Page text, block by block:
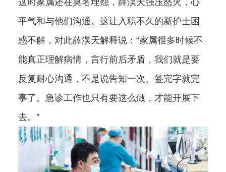
平气和与他们沟通。这让入职不久的新护士困
惑不解，对此薛淏天解释说：“家属很多时候不
能真正理解病情，言行前后矛盾，我们就是要
反复耐心沟通，不是说告知一次、签完字就完
事了。急诊工作也只有要这么做，才能开展下
去。”